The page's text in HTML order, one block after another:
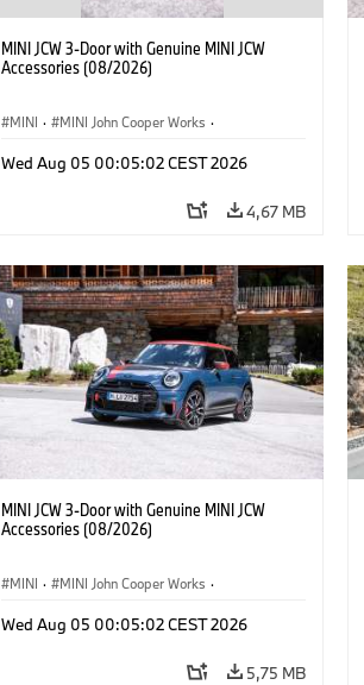
MINI JCW 3-Door with Genuine MINI JCW
Accessories (08/2026)
MINI · MINI John Cooper Works ·
Wed Aug 05 00:05:02 CEST 2026
4,67 MB
MINI JCW 3-Door with Genuine MINI JCW
Accessories (08/2026)
MINI · MINI John Cooper Works ·
Wed Aug 05 00:05:02 CEST 2026
5,75 MB